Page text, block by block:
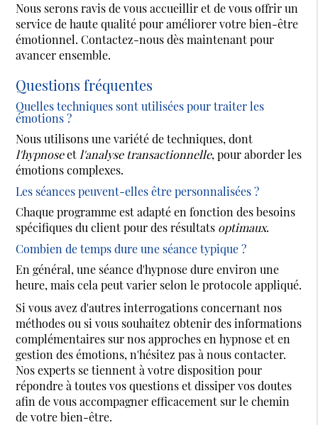
Nous serons ravis de vous accueillir et de vous offrir un
service de haute qualité pour améliorer votre bien-être
émotionnel. Contactez-nous dès maintenant pour
avancer ensemble.
Questions fréquentes
Quelles techniques sont utilisées pour traiter les
émotions ?
Nous utilisons une variété de techniques, dont
l'hypnoseet l'analyse transactionnelle, pour aborder les
émotions complexes.
Les séances peuvent-elles être personnalisées ?
Chaque programme est adapté en fonction des besoins
spécifiques du client pour des résultats optimaux.
Combien de temps dure une séance typique ?
En général, une séance d'hypnose dure environ une
heure, mais cela peut varier selon le protocole appliqué.
Si vous avez d'autres interrogations concernant nos
méthodes ou si vous souhaitez obtenir des informations
complémentaires sur nos approches en hypnose et en
gestion des émotions, n'hésitez pas à nous contacter.
Nos experts se tiennent à votre disposition pour
répondre à toutes vos questions et dissiper vos doutes
afin de vous accompagner efficacement sur le chemin
de votre bien-être.